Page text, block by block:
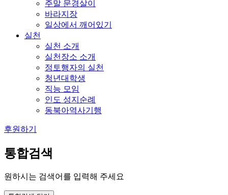
주말 문경살이
바라지장
일상에서 깨어있기
실천
실천 소개
실천장소 소개
정토행자의 실천
청년대학생
직능 모임
인도 성지순례
동북아역사기행
후원하기
통합검색
원하시는 검색어를 입력해 주세요